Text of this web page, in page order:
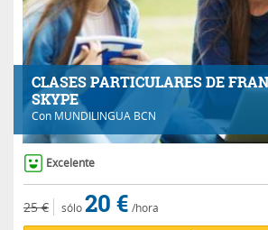
CLASES PARTICULARES DE
SKYPE
Con MUNDILINGUA BCN
Excelente
25 € sólo20 € /hora